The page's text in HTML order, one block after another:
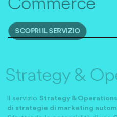
Il servizioStrategy &
Sfruttando le potenzialità di una
sviluppiamo soluzioni